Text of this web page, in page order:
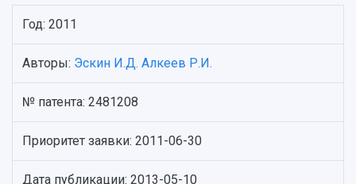
НАЗАД
Об университете
Ключевые факты
Новости
Бортжурнал
Образование
Абитуриенту
Научно-исследовательская деятельность
Научные школы и ведущие научные коллективы
Год: 2011
Авторы: Эскин И.Д. Алкеев Р.И.
№ патента: 2481208
Приоритет заявки: 2011-06-30
Дата публикации: 2013-05-10